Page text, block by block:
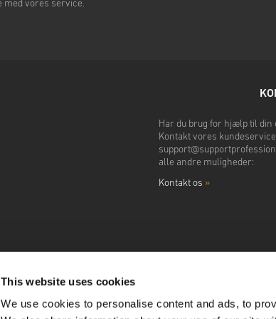
This website uses cookies
We use cookies to personalise content and ads, to
med vores service.
Har du brug for hjælp til
Kontakt vores
alle andre muligheder:
Kontakt os »